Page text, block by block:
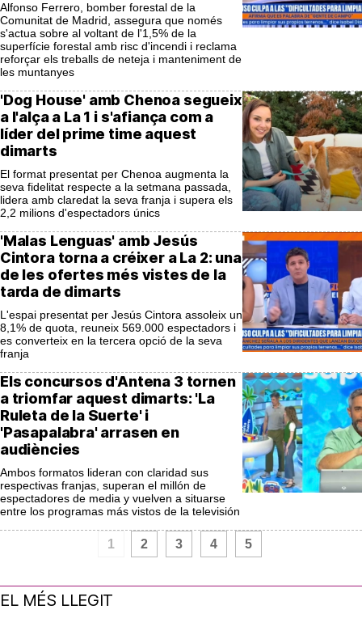
Alfonso Ferrero, bomber forestal de la
Comunitat de Madrid, assegura que només
s'actua sobre al voltant de l'1,5% de la
superfície forestal amb risc d'incendi i reclama
reforçar els treballs de neteja i manteniment de
les muntanyes
'Dog House' amb Chenoa segueix
a l'alça a La 1 i s'afiança com a
líder del prime time aquest
dimarts
El format presentat per Chenoa augmenta la
seva fidelitat respecte a la setmana passada,
lidera amb claredat la seva franja i supera els
2,2 milions d'espectadors únics
'Malas Lenguas' amb Jesús
Cintora torna a créixer a La 2: una
de les ofertes més vistes de la
tarda de dimarts
L'espai presentat per Jesús Cintora assoleix un
8,1% de quota, reuneix 569.000 espectadors i
es converteix en la tercera opció de la seva
franja
Els concursos d'Antena 3 tornen
a triomfar aquest dimarts: 'La
Ruleta de la Suerte' i
'Pasapalabra' arrasen en
audiències
Ambos formatos lideran con claridad sus
respectivas franjas, superan el millón de
espectadores de media y vuelven a situarse
entre los programas más vistos de la televisión
1 2 3 4 5
EL MÉS LLEGIT